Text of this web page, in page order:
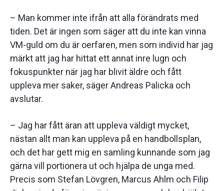
– Man kommer inte ifrån att alla förändrats med
tiden. Det är ingen som säger att du inte kan vinna
VM-guld om du är oerfaren, men som individ har jag
märkt att jag har hittat ett annat inre lugn och
fokuspunkter när jag har blivit äldre och fått
uppleva mer saker, säger Andreas Palicka och
avslutar.
– Jag har fått äran att uppleva väldigt mycket,
nästan allt man kan uppleva på en handbollsplan,
och det har gett mig en samling kunnande som jag
gärna vill portionera ut och hjälpa de unga med.
Precis som Stefan Lövgren, Marcus Ahlm och Filip